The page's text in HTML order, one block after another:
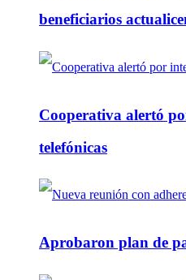
beneficiarios
Cooperativa alertó
telefónicas
Aprobaron plan de